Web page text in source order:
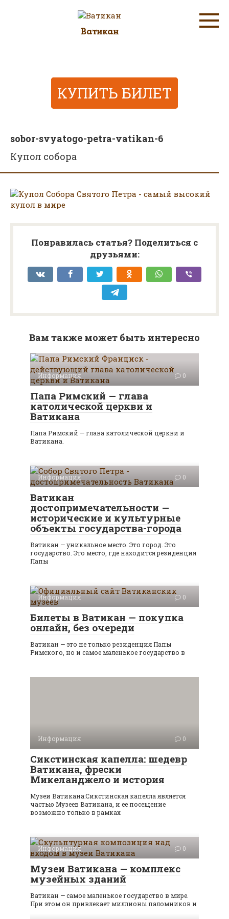
Ватикан
КУПИТЬ БИЛЕТ
sobor-svyatogo-petra-vatikan-6
Купол собора
Понравилась статья? Поделиться с
друзьями:
Вам также может быть интересно
Информация 0
Папа Римский — глава
католической церкви и
Ватикана
Папа Римский — глава католической церкви и
Ватикана.
Информация 0
Ватикан
достопримечательности —
исторические и культурные
объекты государства-города
Ватикан — уникальное место. Это город. Это
государство. Это место, где находится резиденция
Папы
Информация 0
Билеты в Ватикан — покупка
онлайн, без очереди
Ватикан — это не только резиденция Папы
Римского, но и самое маленькое государство в
Информация 0
Сикстинская капелла: шедевр
Ватикана, фрески
Микеланджело и история
Музеи Ватикана:Сикстинская капелла является
частью Музеев Ватикана, и ее посещение
возможно только в рамках
Информация 0
Музеи Ватикана — комплекс
музейных зданий
Ватикан — самое маленькое государство в мире.
При этом он привлекает миллионы паломников и